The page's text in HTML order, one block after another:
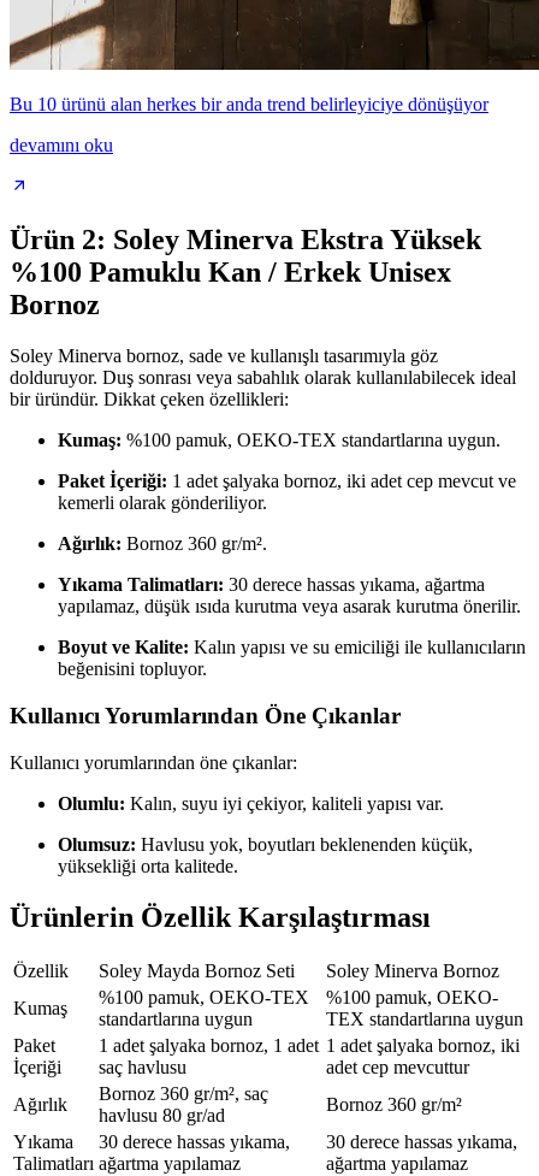
Bu 10 ürünü alan herkes bir anda trend belirleyiciye dönüşüyor
devamını oku
Ürün 2: Soley Minerva Ekstra Yüksek
%100 Pamuklu Kan / Erkek Unisex
Bornoz
Soley Minerva bornoz, sade ve kullanışlı tasarımıyla göz
dolduruyor. Duş sonrası veya sabahlık olarak kullanılabilecek ideal
bir üründür. Dikkat çeken özellikleri:
Kumaş: %100 pamuk, OEKO-TEX standartlarına uygun.
Paket İçeriği: 1 adet şalyaka bornoz, iki adet cep mevcut ve
kemerli olarak gönderiliyor.
Ağırlık: Bornoz 360 gr/m².
Yıkama Talimatları: 30 derece hassas yıkama, ağartma
yapılamaz, düşük ısıda kurutma veya asarak kurutma önerilir.
Boyut ve Kalite: Kalın yapısı ve su emiciliği ile kullanıcıların
beğenisini topluyor.
Kullanıcı Yorumlarından Öne Çıkanlar
Kullanıcı yorumlarından öne çıkanlar:
Olumlu: Kalın, suyu iyi çekiyor, kaliteli yapısı var.
Olumsuz: Havlusu yok, boyutları beklenenden küçük,
yüksekliği orta kalitede.
Ürünlerin Özellik Karşılaştırması
Özellik Soley Mayda Bornoz Seti
Soley Minerva Bornoz
Kumaş
%100 pamuk, OEKO-TEX
standartlarına uygun
%100 pamuk, OEKO-
TEX standartlarına uygun
Paket
İçeriği
1 adet şalyaka bornoz, 1 adet
saç havlusu
1 adet şalyaka bornoz, iki
adet cep mevcuttur
Ağırlık
Bornoz 360 gr/m², saç
havlusu 80 gr/ad
Bornoz 360 gr/m²
Yıkama
Talimatları
30 derece hassas yıkama,
ağartma yapılamaz
30 derece hassas yıkama,
ağartma yapılamaz